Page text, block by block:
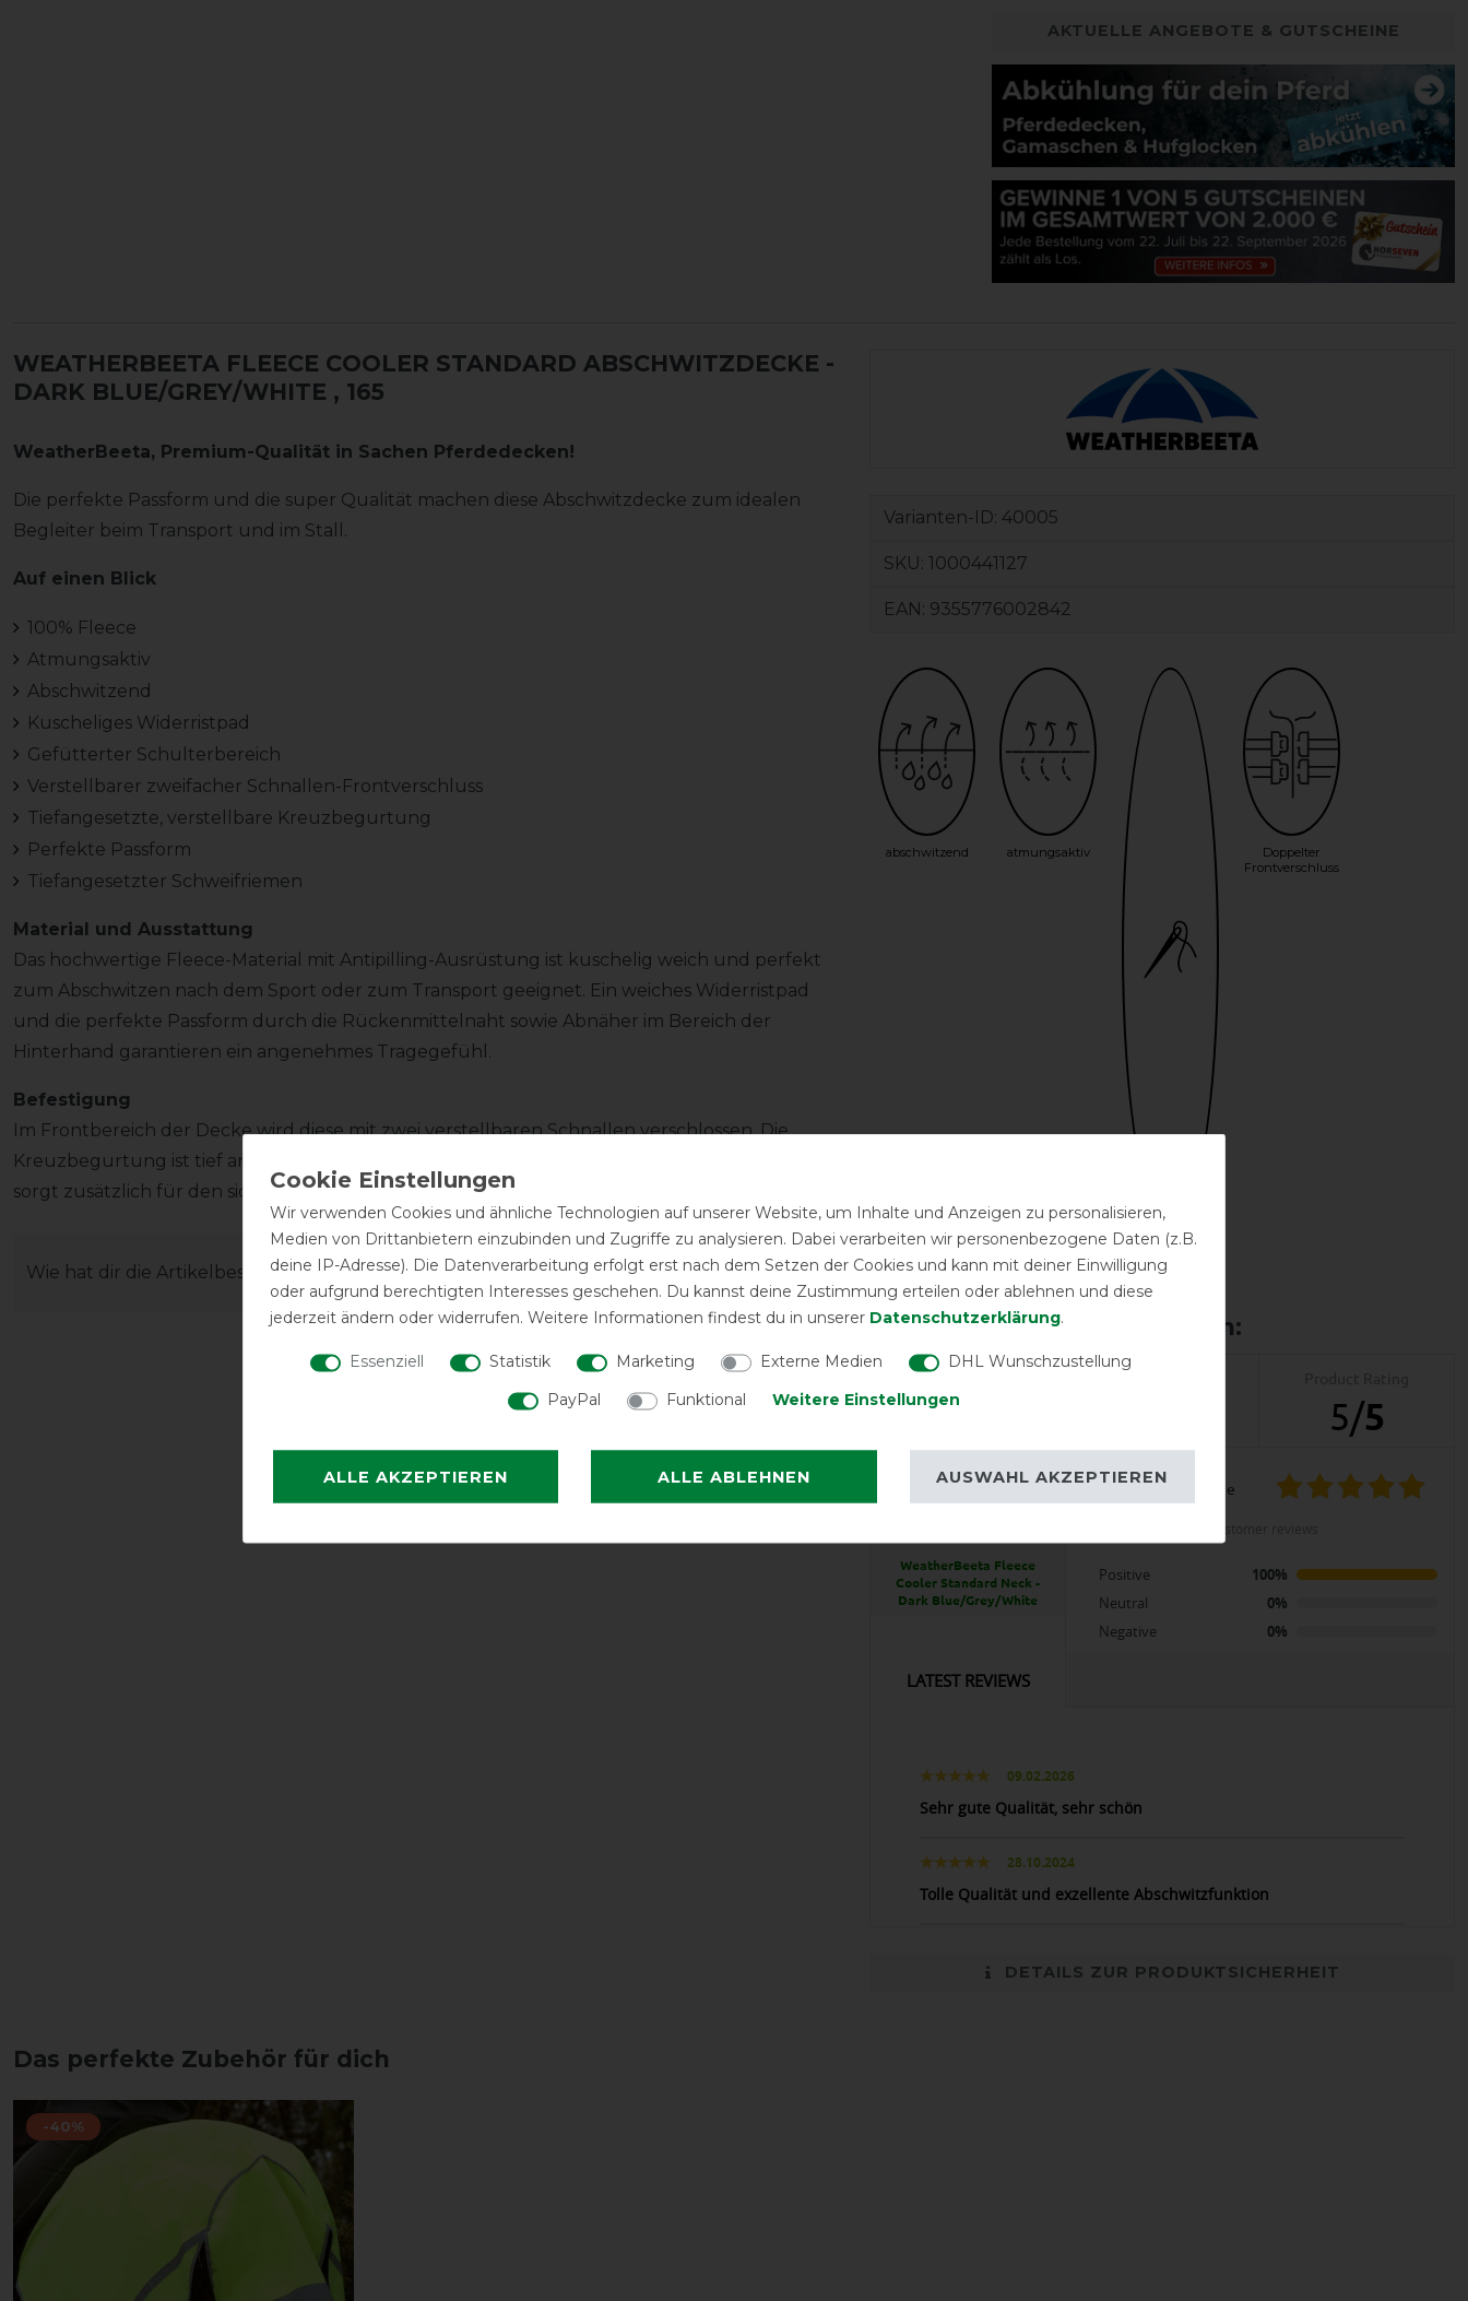
AKTUELLE ANGEBOTE & GUTSCHEINE
WEATHERBEETA FLEECE COOLER STANDARD ABSCHWITZDECKE -
DARK BLUE/GREY/WHITE , 165
WeatherBeeta, Premium-Qualität in Sachen Pferdedecken!
Die perfekte Passform und die super Qualität machen diese Abschwitzdecke zum idealen
Begleiter beim Transport und im Stall.
Auf einen Blick
100% Fleece
Atmungsaktiv
Abschwitzend
Kuscheliges Widerristpad
Gefütterter Schulterbereich
Verstellbarer zweifacher Schnallen-Frontverschluss
Tiefangesetzte, verstellbare Kreuzbegurtung
Perfekte Passform
Tiefangesetzter Schweifriemen
Material und Ausstattung
Das hochwertige Fleece-Material mit Antipilling-Ausrüstung ist kuschelig weich und perfekt
zum Abschwitzen nach dem Sport oder zum Transport geeignet. Ein weiches Widerristpad
und die perfekte Passform durch die Rückenmittelnaht sowie Abnäher im Bereich der
Hinterhand garantieren ein angenehmes Tragegefühl.
Befestigung
Im Frontbereich der Decke wird diese mit zwei verstellbaren Schnallen verschlossen. Die
Kreuzbegurtung ist tief angesetzt und optimal verstellbar. Ein tief angesetzter Schweifriemen
sorgt zusätzlich für den sicheren Sitz der Decke.
Wie hat dir die Artikelbeschreibung gefallen?
Varianten-ID: 40005
SKU: 1000441127
EAN: 9355776002842
abschwitzend atmungsaktiv
Bestickung
möglich
Doppelter
Frontverschluss
WeatherBeeta Fleece
Cooler Standard Neck -
Dark Blue/Grey/White
5/5
product experience
Positive
100%
Neutral
0%
Negative
0%
LATEST REVIEWS
09.02.2026
Sehr gute Qualität, sehr schön
28.10.2024
Tolle Qualität und exzellente Abschwitzfunktion
DETAILS ZUR PRODUKTSICHERHEIT
Das perfekte Zubehör für dich
-40%
Wir verwenden Cookies und ähnliche Technologien auf unserer Website, um Inhalte und Anzeigen zu personalisieren,
Medien von Drittanbietern einzubinden und Zugriffe zu analysieren. Dabei verarbeiten wir personenbezogene Daten (z.B.
deine IP-Adresse). Die Datenverarbeitung erfolgt erst nach dem Setzen der Cookies und kann mit deiner Einwilligung
oder aufgrund berechtigten Interesses geschehen. Du kannst deine Zustimmung erteilen oder ablehnen und diese
jederzeit ändern oder widerrufen. Weitere Informationen findest du in unserer Daten­schutz­erklärung.
Essenziell Statistik Marketing Externe Medien
DHL Wunschzustellung
PayPal
Funktional Weitere Einstellungen
ALLE AKZEPTIEREN ALLE ABLEHNEN AUSWAHL AKZEPTIEREN